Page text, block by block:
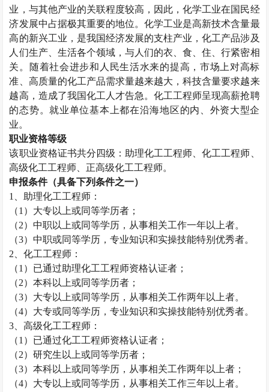
业，与其他产业的关联程度较高，因此，化学工业在国民经
济发展中占据极其重要的地位。化学工业是高新技术含量最
高的新兴工业，是我国经济发展的支柱产业，化工产品涉及
人们生产、生活各个领域，与人们的衣、食、住、行紧密相
关。随着社会进步和人民生活水来的提高，市场上对高标
准、高质量的化工产品需求量越来越大，科技含量要求越来
越高，造成了我国化工人才告急。化工工程师呈现高薪抢聘
的态势。就业单位基本上都在沿海地区的内、外资大型企
业。
职业资格等级
该职业资格证书共分四级：助理化工工程师、化工工程师、
高级化工工程师、正高级化工工程师。
申报条件（具备下列条件之一）
1
、助理化工工程师：
（1 ）大专以上或同等学历者；
（2）中职以上或同等学历，从事相关工作一年以上者。
（3）中职或同等学历，专业知识和实操技能特别优秀者。
2 、化工工程师：
（1 ）已通过助理化工工程师资格认证者；
（2）本科以上或同等学历者；
（3）大专以上或同等学历，从事相关工作两年以上者。
（4）大专或同等学历，专业知识和实操技能特别优秀者。
3 、高级化工工程师：
（1 ）已通过化工工程师资格认证者；
（2）研究生以上或同等学历者；
（3）本科以上或同等学历，从事相关工作两年以上者；
（4）大专以上或同等学历，从事相关工作三年以上者。